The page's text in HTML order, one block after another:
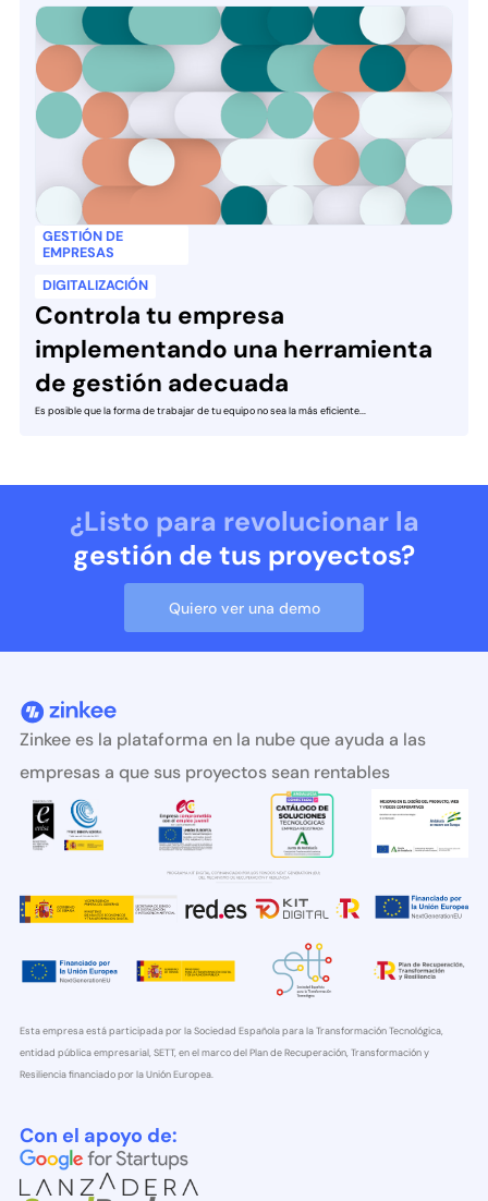
GESTIÓN DE
EMPRESAS
DIGITALIZACIÓN
Controla tu empresa
implementando una herramienta
de gestión adecuada
Es posible que la forma de trabajar de tu equipo no sea la más eficiente...
¿Listo para revolucionar la
gestión de tus proyectos?
Quiero ver una demo
Zinkee es la plataforma en la nube que ayuda a las
empresas a que sus proyectos sean rentables
Esta empresa está participada por la Sociedad Española para la Transformación Tecnológica,
entidad pública empresarial, SETT, en el marco del Plan de Recuperación, Transformación y
Resiliencia financiado por la Unión Europea.
Con el apoyo de: